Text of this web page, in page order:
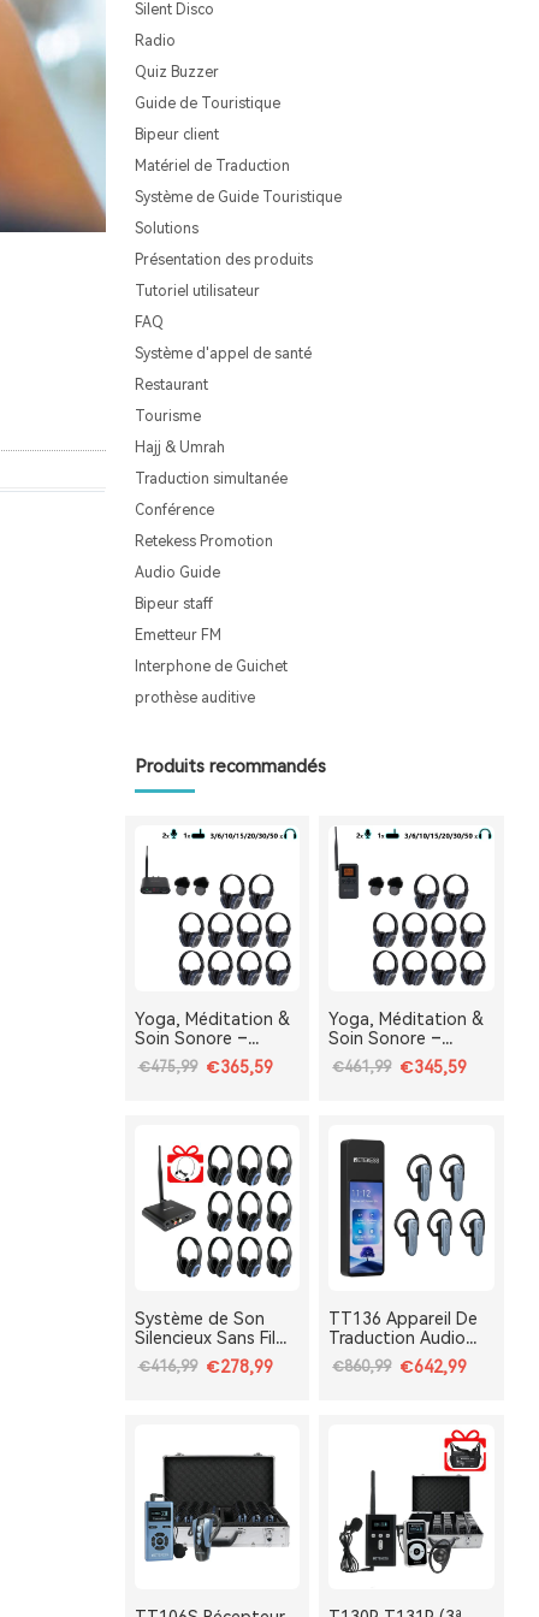
Silent Disco
Radio
Quiz Buzzer
Guide de Touristique
Bipeur client
Matériel de Traduction
Système de Guide Touristique
Solutions
Présentation des produits
Tutoriel utilisateur
FAQ
Système d'appel de santé
Restaurant
Tourisme
Hajj & Umrah
Traduction simultanée
Conférence
Retekess Promotion
Audio Guide
Bipeur staff
Emetteur FM
Interphone de Guichet
prothèse auditive
Produits recommandés
Yoga, Méditation &
Soin Sonore –
Système Audio
Silencieux de Bureau
Type-C, Bass Boost
€475,99 €365,59
Yoga, Méditation &
Soin Sonore –
Casque Silencieux
Portable TA003P
Portable, Batterie
Amovible,
Bluetooth, Bass
Boost
€461,99 €345,59
Système de Son
Silencieux Sans Fil
TA003 TA004 avec
Micro Cravatte pour
Respiratoire
€416,99 €278,99
TT136 Appareil De
Traduction Audio
Multilingue Pour
Groupes,
Langues, Système
De Traduction Pour
Tours Et
Conférences One-
To-Many, Diffusion
Double Canal,
Longue Portée 2.4G
€860,99 €642,99